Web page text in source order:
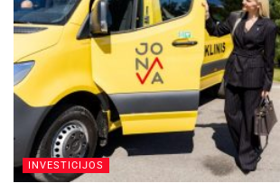
INVESTICIJOS